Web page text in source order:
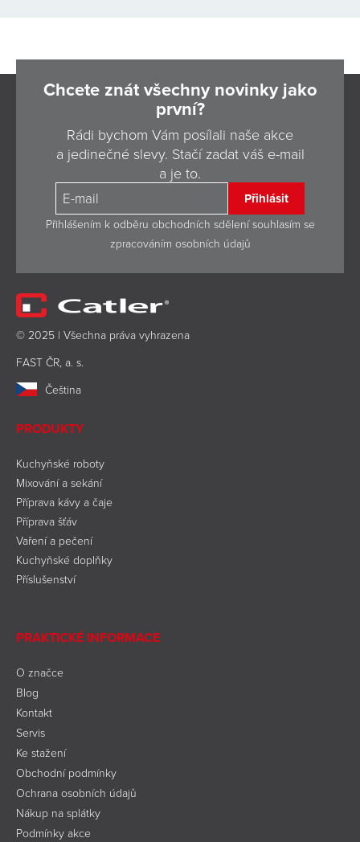
Chcete znát všechny novinky jako
první?
Rádi bychom Vám posílali naše akce
a jedinečné slevy. Stačí zadat váš e-mail
a je to.
Přihlásit
Přihlášením k odběru obchodních sdělení souhlasím se
zpracováním osobních údajů
© 2025 | Všechna práva vyhrazena
FAST ČR, a. s.
Čeština
PRODUKTY
Kuchyňské roboty
Mixování a sekání
Příprava kávy a čaje
Příprava šťáv
Vaření a pečení
Kuchyňské doplňky
Příslušenství
PRAKTICKÉ INFORMACE
O značce
Blog
Kontakt
Servis
Ke stažení
Obchodní podmínky
Ochrana osobních údajů
Nákup na splátky
Podmínky akce